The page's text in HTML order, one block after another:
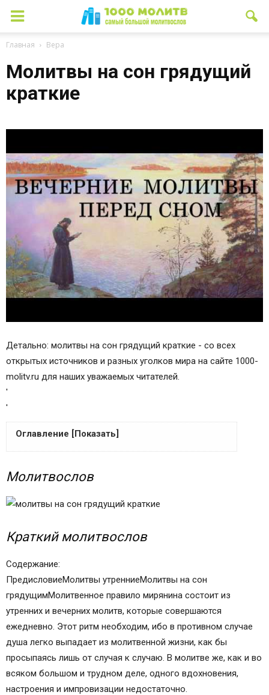
Главная Вера
Молитвы на сон грядущий
краткие
Детально: молитвы на сон грядущий краткие - со всех
открытых источников и разных уголков мира на сайте 1000-
molitv.ru для наших уважаемых читателей.
'
'
Оглавление [Показать]
Краткий молитвослов
Молитвы на сон грядущим
Краткое вечернее молитвенное правило
Серафимово правило (молитва на сон грядущий
короткая 3 сильных)
Чудесные случаи с молящимися на ночь
Избавление от дурных мыслей и образов
Помощь Божия молящейся вдове
Молитвослов
Краткий молитвослов
Содержание:
ПредисловиеМолитвы утренниеМолитвы на сон
грядущимМолитвенное правило мирянина состоит из
утренних и вечерних молитв, которые совершаются
ежедневно. Этот ритм необходим, ибо в противном случае
душа легко выпадает из молитвенной жизни, как бы
просыпаясь лишь от случая к случаю. В молитве же, как и во
всяком большом и трудном деле, одного вдохновения,
настроения и импровизации недостаточно.